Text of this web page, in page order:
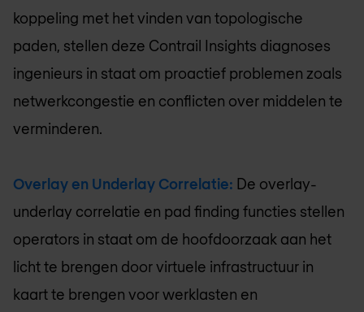
koppeling met het vinden van topologische
paden, stellen deze Contrail Insights diagnoses
ingenieurs in staat om proactief problemen zoals
netwerkcongestie en conflicten over middelen te
verminderen.
Overlay en Underlay Correlatie: De overlay-
underlay correlatie en pad finding functies stellen
operators in staat om de hoofdoorzaak aan het
licht te brengen door virtuele infrastructuur in
kaart te brengen voor werklasten en